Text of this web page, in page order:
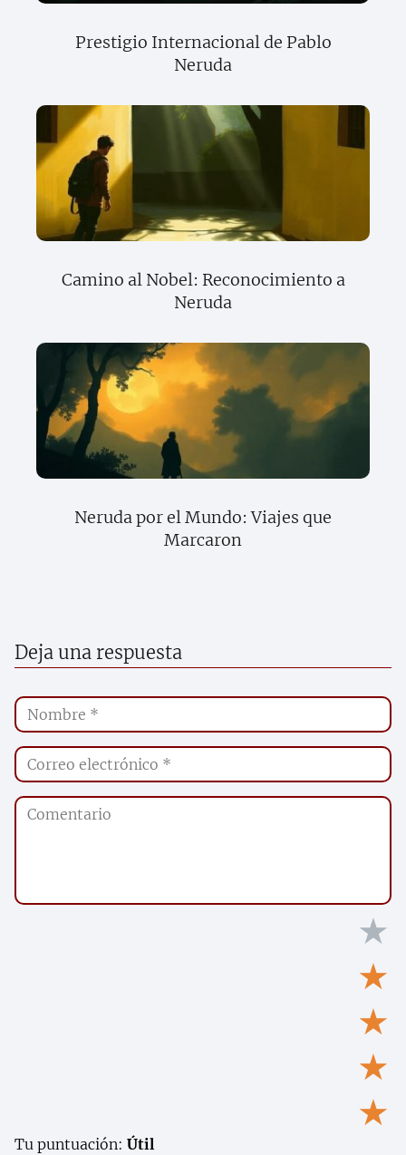
Prestigio Internacional de Pablo
Neruda
Camino al Nobel: Reconocimiento a
Neruda
Neruda por el Mundo: Viajes que
Marcaron
Deja una respuesta
★
★
★
★
★
Tu puntuación: Útil